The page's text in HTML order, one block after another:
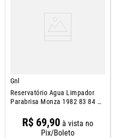
Gnl
Reservatório Agua Limpador
Parabrisa Monza 1982 83 84 A
R$ 69,90 à vista no
Pix/Boleto